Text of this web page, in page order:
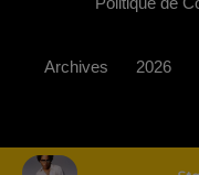
Archives 2026